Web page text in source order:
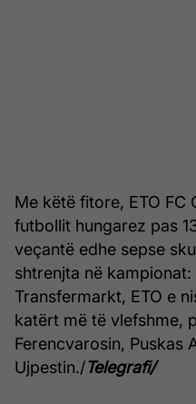
Me këtë fitore, ETO FC
futbollit hungarez pas
veçantë edhe sepse
shtrenjta në
Transfermarkt, ETO e
katërt më të vlefshme,
Ferencvarosin, Puskas
Ujpestin./Telegrafi/